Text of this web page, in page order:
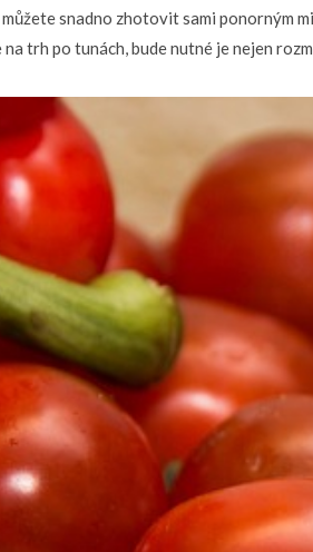
snadno zhotovit sami ponorným
trh po tunách, bude nutné je nejen